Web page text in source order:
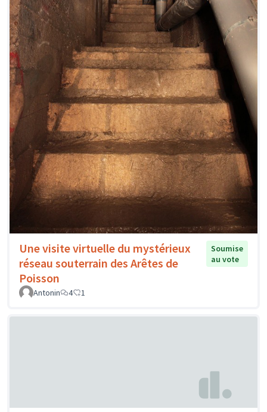
Une visite virtuelle du mystérieux
réseau souterrain des Arêtes de
Poisson
Soumise
au vote
Antonin 4 1